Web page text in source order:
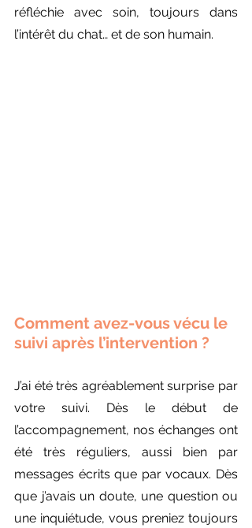
réfléchie avec soin, toujours dans
l’intérêt du chat… et de son humain.
Comment avez-vous vécu le
suivi après l’intervention ?
J’ai été très agréablement surprise par
votre suivi. Dès le début de
l’accompagnement, nos échanges ont
été très réguliers, aussi bien par
messages écrits que par vocaux. Dès
que j’avais un doute, une question ou
une inquiétude, vous preniez toujours